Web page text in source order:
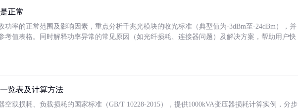
正常
功率的正常范围及影响因素，重点分析千兆光模块的收光标准（典型值为-3dBm至-24dBm），并
考值表格。同时解释功率异常的常见原因（如光纤损耗、连接器问题）及解决方案，帮助用户快
览表及计算方法
空载损耗、负载损耗的国家标准（GB/T 10228-2015），提供1000kVA变压器损耗计算实例，分步